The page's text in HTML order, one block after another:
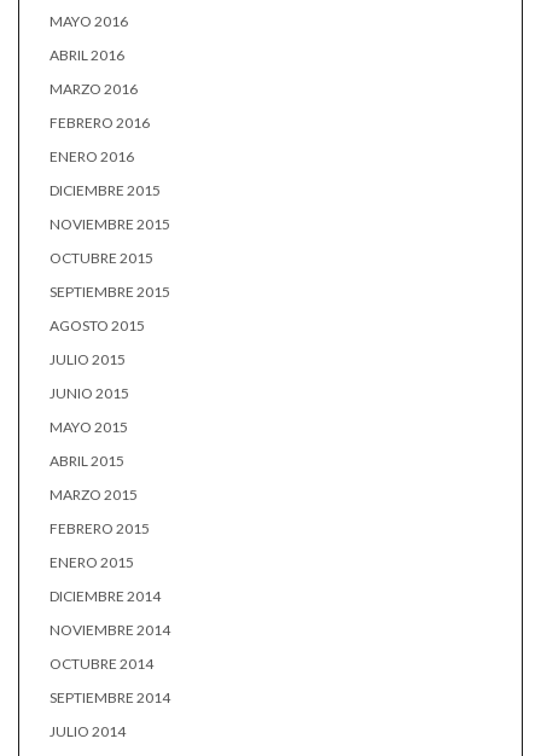
MAYO 2016
ABRIL 2016
MARZO 2016
FEBRERO 2016
ENERO 2016
DICIEMBRE 2015
NOVIEMBRE 2015
OCTUBRE 2015
SEPTIEMBRE 2015
AGOSTO 2015
JULIO 2015
JUNIO 2015
MAYO 2015
ABRIL 2015
MARZO 2015
FEBRERO 2015
ENERO 2015
DICIEMBRE 2014
NOVIEMBRE 2014
OCTUBRE 2014
SEPTIEMBRE 2014
JULIO 2014